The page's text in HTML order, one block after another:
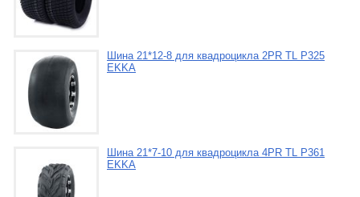
Шина 21*12-8 для квадроцикла 2PR TL P325
EKKA
Шина 21*7-10 для квадроцикла 4PR TL P361
EKKA